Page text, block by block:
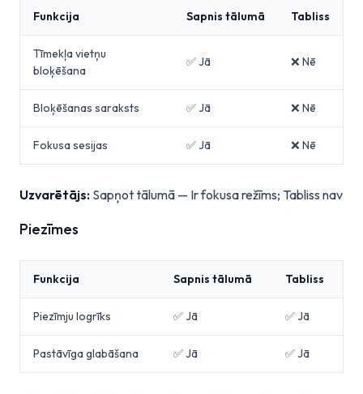
Funkcija Sapnis tālumā Tabliss
Tīmekļa vietņu
bloķēšana
✅ Jā ❌ Nē
Bloķēšanas saraksts ✅ Jā ❌ Nē
Fokusa sesijas ✅ Jā ❌ Nē
Uzvarētājs: Sapņot tālumā — Ir fokusa režīms; Tabliss nav
Piezīmes
Funkcija Sapnis tālumā Tabliss
Piezīmju logrīks ✅ Jā ✅ Jā
Pastāvīga glabāšana ✅ Jā ✅ Jā